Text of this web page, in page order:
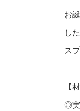
お
した
ス
【
◎実